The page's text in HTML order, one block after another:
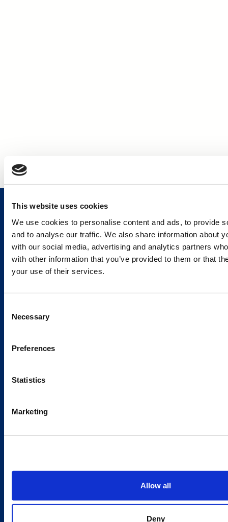
This website uses cookies
We use cookies to personalise content and ads, to provide
and to analyse our traffic. We also share information about
with our social media, advertising and analytics partners
with other information that you’ve provided to them or that
your use of their services.
Selection
Necessary
Preferences
Statistics
Marketing
Allow all
Deny
Services and Solutions
Careers
Media contacts
Country sites